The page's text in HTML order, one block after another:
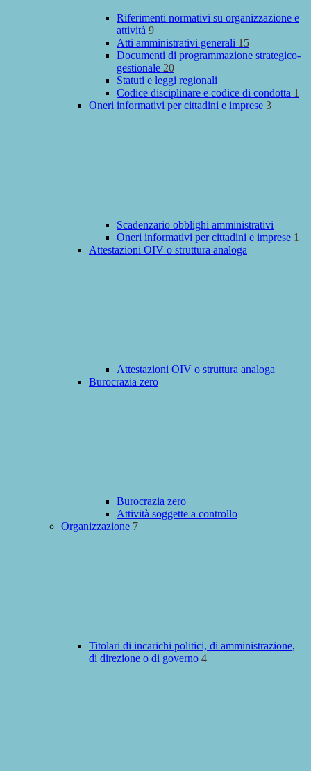
Riferimenti normativi su organizzazione e
attività 9
Atti amministrativi generali 15
Documenti di programmazione strategico-
gestionale 20
Statuti e leggi regionali
Codice disciplinare e codice di condotta 1
Oneri informativi per cittadini e imprese 3
Scadenzario obblighi amministrativi
Oneri informativi per cittadini e imprese 1
Attestazioni OIV o struttura analoga
Attestazioni OIV o struttura analoga
Burocrazia zero
Burocrazia zero
Attività soggette a controllo
Organizzazione 7
Titolari di incarichi politici, di amministrazione,
di direzione o di governo 4